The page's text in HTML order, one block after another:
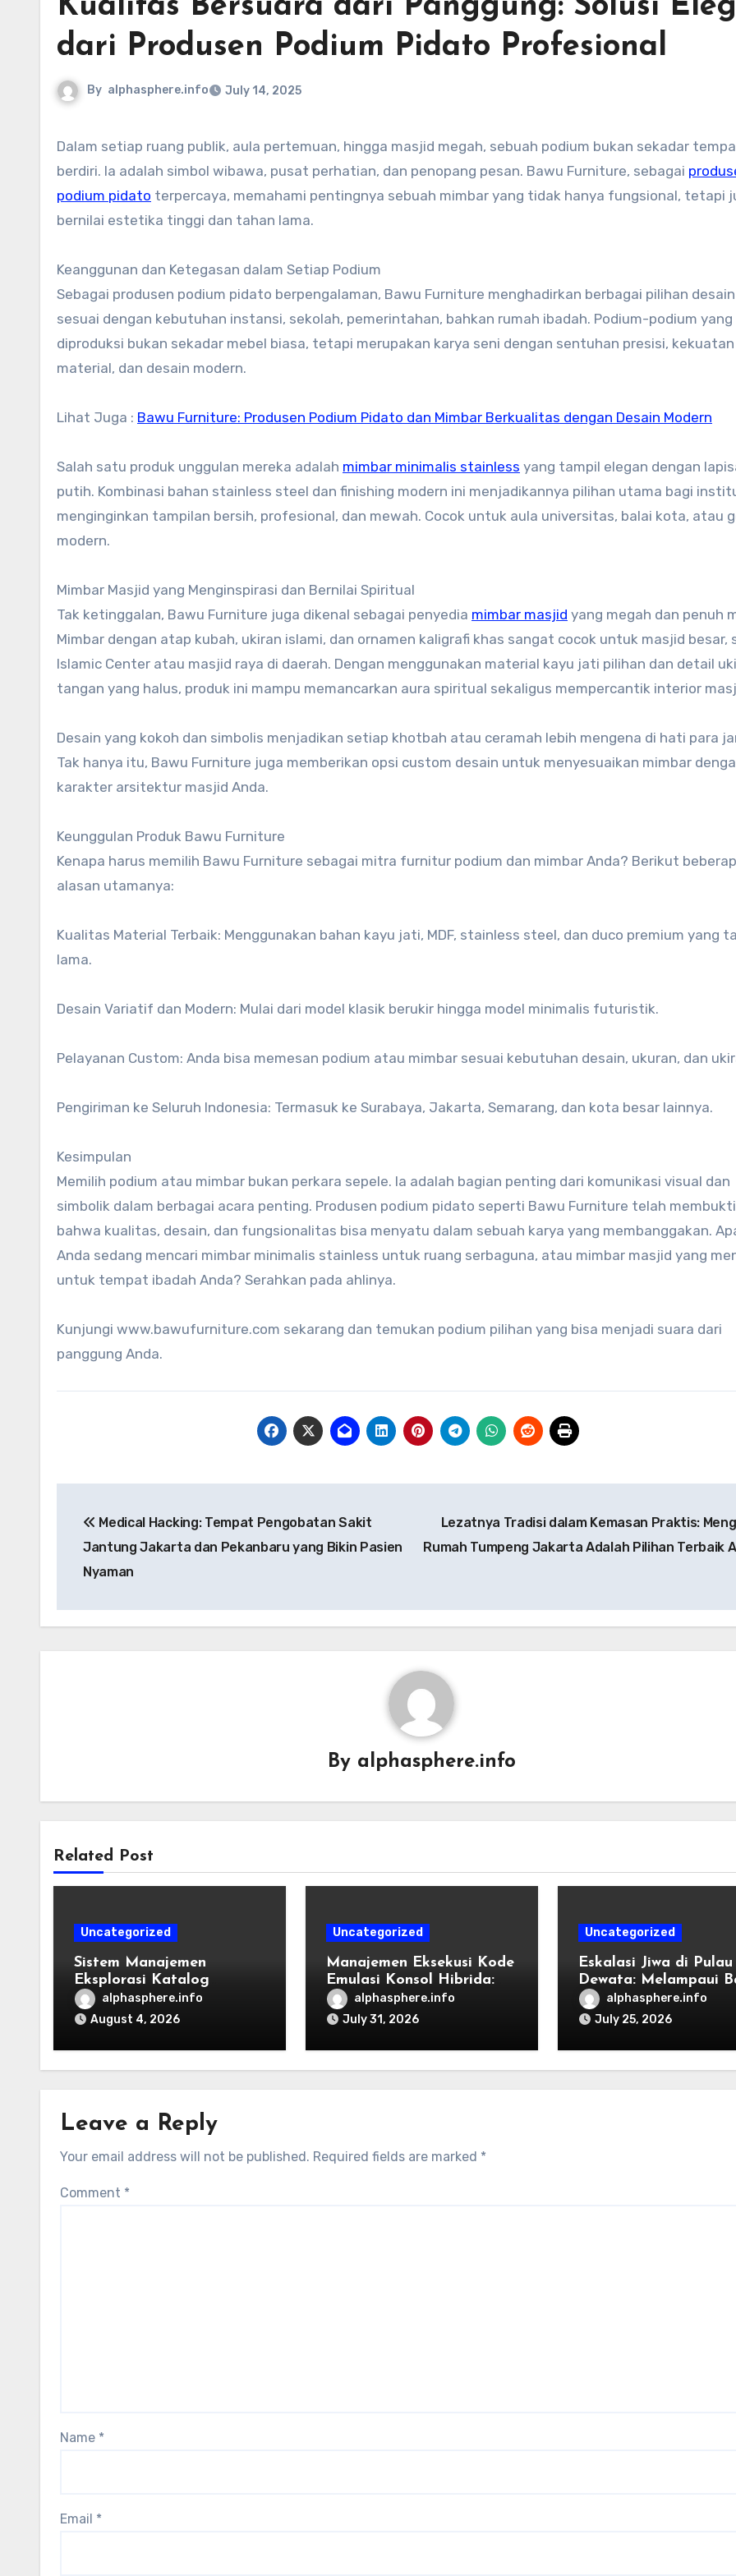
Kualitas Bersuara dari Panggung: Solusi
dari Produsen Podium Pidato Profesional
By alphasphere.info July 14, 2025
Dalam setiap ruang publik, aula pertemuan, hingga masjid megah, sebuah podium bukan sekadar tempat
berdiri. Ia adalah simbol wibawa, pusat perhatian, dan penopang pesan. Bawu Furniture, sebagai
podium pidato terpercaya, memahami pentingnya sebuah mimbar yang tidak hanya fungsional, tetapi
bernilai estetika tinggi dan tahan lama.
Keanggunan dan Ketegasan dalam Setiap Podium
Sebagai produsen podium pidato berpengalaman, Bawu Furniture menghadirkan berbagai pilihan
sesuai dengan kebutuhan instansi, sekolah, pemerintahan, bahkan rumah ibadah. Podium-podium yang
diproduksi bukan sekadar mebel biasa, tetapi merupakan karya seni dengan sentuhan presisi, kekuatan
material, dan desain modern.
Lihat Juga : Bawu Furniture: Produsen Podium Pidato dan Mimbar Berkualitas dengan Desain Modern
Salah satu produk unggulan mereka adalah mimbar minimalis stainless yang tampil elegan dengan
putih. Kombinasi bahan stainless steel dan finishing modern ini menjadikannya pilihan utama bagi
menginginkan tampilan bersih, profesional, dan mewah. Cocok untuk aula universitas, balai kota, atau
modern.
Mimbar Masjid yang Menginspirasi dan Bernilai Spiritual
Tak ketinggalan, Bawu Furniture juga dikenal sebagai penyedia mimbar masjid yang megah dan penuh
Mimbar dengan atap kubah, ukiran islami, dan ornamen kaligrafi khas sangat cocok untuk masjid besar,
Islamic Center atau masjid raya di daerah. Dengan menggunakan material kayu jati pilihan dan detail
tangan yang halus, produk ini mampu memancarkan aura spiritual sekaligus mempercantik interior
Desain yang kokoh dan simbolis menjadikan setiap khotbah atau ceramah lebih mengena di hati para
Tak hanya itu, Bawu Furniture juga memberikan opsi custom desain untuk menyesuaikan mimbar
karakter arsitektur masjid Anda.
Keunggulan Produk Bawu Furniture
Kenapa harus memilih Bawu Furniture sebagai mitra furnitur podium dan mimbar Anda? Berikut
alasan utamanya:
Kualitas Material Terbaik: Menggunakan bahan kayu jati, MDF, stainless steel, dan duco premium yang
lama.
Desain Variatif dan Modern: Mulai dari model klasik berukir hingga model minimalis futuristik.
Pelayanan Custom: Anda bisa memesan podium atau mimbar sesuai kebutuhan desain, ukuran, dan
Pengiriman ke Seluruh Indonesia: Termasuk ke Surabaya, Jakarta, Semarang, dan kota besar lainnya.
Kesimpulan
Memilih podium atau mimbar bukan perkara sepele. Ia adalah bagian penting dari komunikasi visual dan
simbolik dalam berbagai acara penting. Produsen podium pidato seperti Bawu Furniture telah
bahwa kualitas, desain, dan fungsionalitas bisa menyatu dalam sebuah karya yang membanggakan.
Anda sedang mencari mimbar minimalis stainless untuk ruang serbaguna, atau mimbar masjid yang
untuk tempat ibadah Anda? Serahkan pada ahlinya.
Kunjungi www.bawufurniture.com sekarang dan temukan podium pilihan yang bisa menjadi suara dari
panggung Anda.
navigation
Medical Hacking: Tempat Pengobatan Sakit
Jantung Jakarta dan Pekanbaru yang Bikin Pasien
Nyaman
Lezatnya Tradisi dalam Kemasan Praktis:
Rumah Tumpeng Jakarta Adalah Pilihan Terbaik
By alphasphere.info
Related Post
Uncategorized
Sistem Manajemen
Eksplorasi Katalog
Permainan Lintas
Generasi: Panduan
Pengorganisasian Berkas
ROM dan Emulasi
alphasphere.info
August 4, 2026
Uncategorized
Manajemen Eksekusi Kode
Emulasi Konsol Hibrida:
Taktik Penyetelan Shader
dan Rendisi Grafis
alphasphere.info
July 31, 2026
Uncategorized
Eskalasi Jiwa di Pulau
Dewata: Melampaui
Destinasi
Tahun 2026
alphasphere.info
July 25, 2026
Leave a Reply
Your email address will not be published. Required fields are marked *
Comment *
Name *
Email *